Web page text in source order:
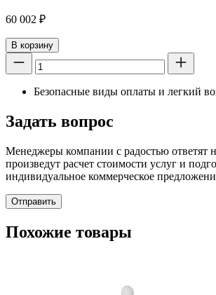
60 002 ₽
В корзину
Безопасные виды оплаты и легкий
Задать вопрос
Менеджеры компании с радостью ответят
произведут расчет стоимости услуг и
индивидуальное коммерческое
Отправить
Похожие товары